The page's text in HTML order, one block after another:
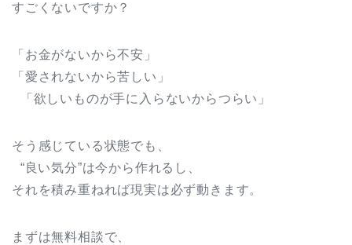
すごくないですか？
「お金がないから不安」
「愛されないから苦しい」
「欲しいものが手に入らないからつらい」
そう感じている状態でも、
“良い気分”は今から作れるし、
それを積み重ねれば現実は必ず動きます。
まずは無料相談で、